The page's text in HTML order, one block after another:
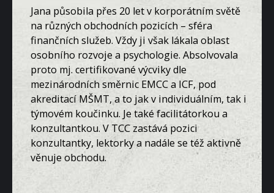
Jana působila přes 20 let v korporátním světě
na různých obchodních pozicích – sféra
finančních služeb. Vždy ji však lákala oblast
osobního rozvoje a psychologie. Absolvovala
proto mj. certifikované výcviky dle
mezinárodních směrnic EMCC a ICF, pod
akreditací MŠMT, a to jak v individuálním, tak i
týmovém koučinku. Je také facilitátorkou a
konzultantkou. V TCC zastává pozici
konzultantky, lektorky a nadále se též aktivně
věnuje obchodu.